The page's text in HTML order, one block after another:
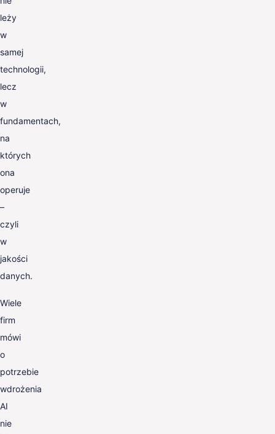
leży
w
samej
technologii,
lecz
w
fundamentach,
na
których
ona
operuje
–
czyli
w
jakości
danych.
Wiele
firm
mówi
o
potrzebie
wdrożenia
AI
nie